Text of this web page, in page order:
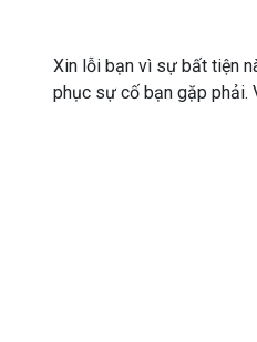
Xin lỗi bạn vì sự bất tiện
phục sự cố bạn gặp phải.